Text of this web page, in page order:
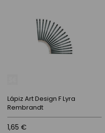
Lápiz Art Design F Lyra
Rembrandt
1,65 €